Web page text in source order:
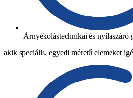
Árnyékolástechnikai és nyílászáró
akik speciális, egyedi méretű elemeket